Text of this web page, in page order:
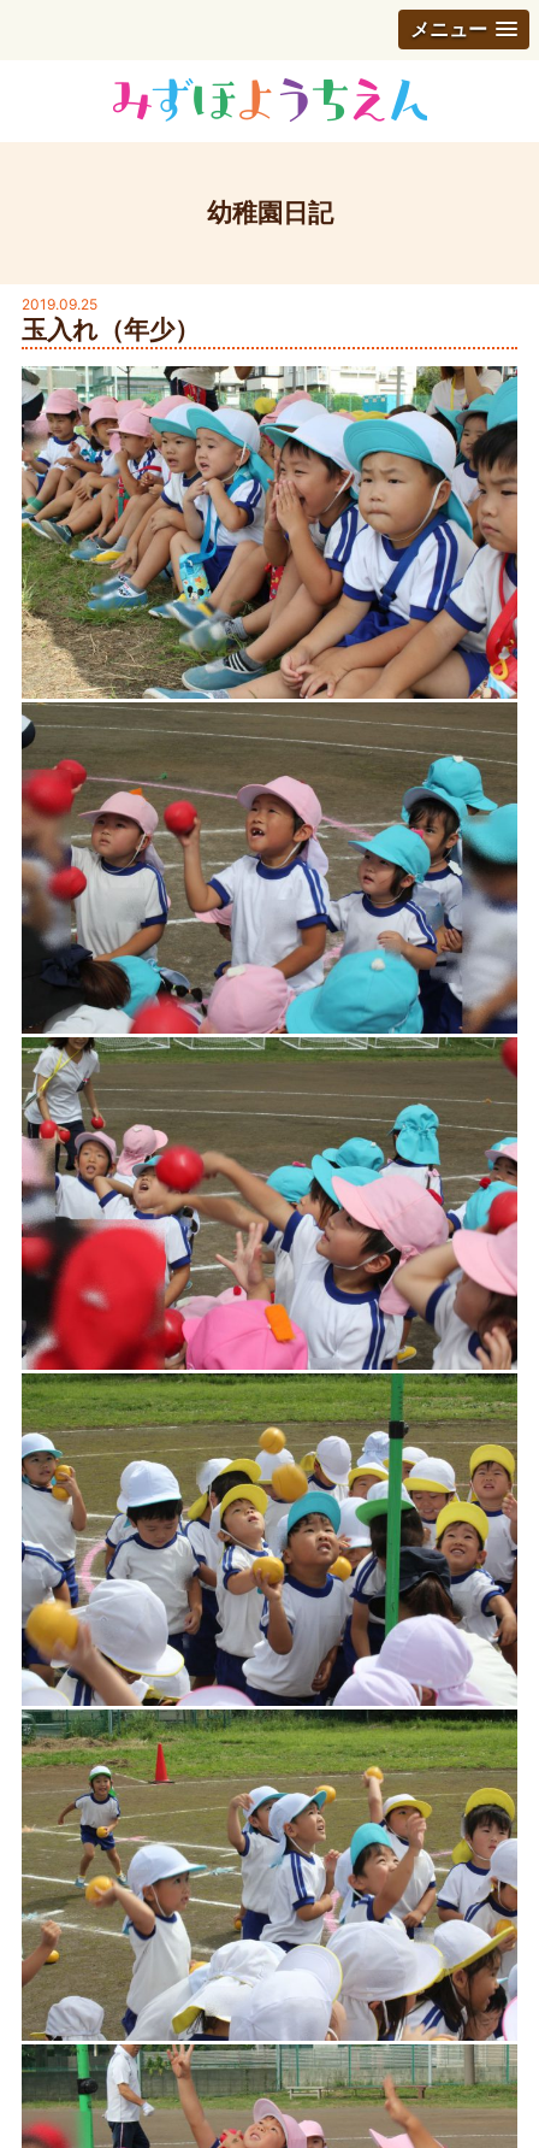
メニュー
幼稚園日記
2019.09.25
玉入れ（年少）